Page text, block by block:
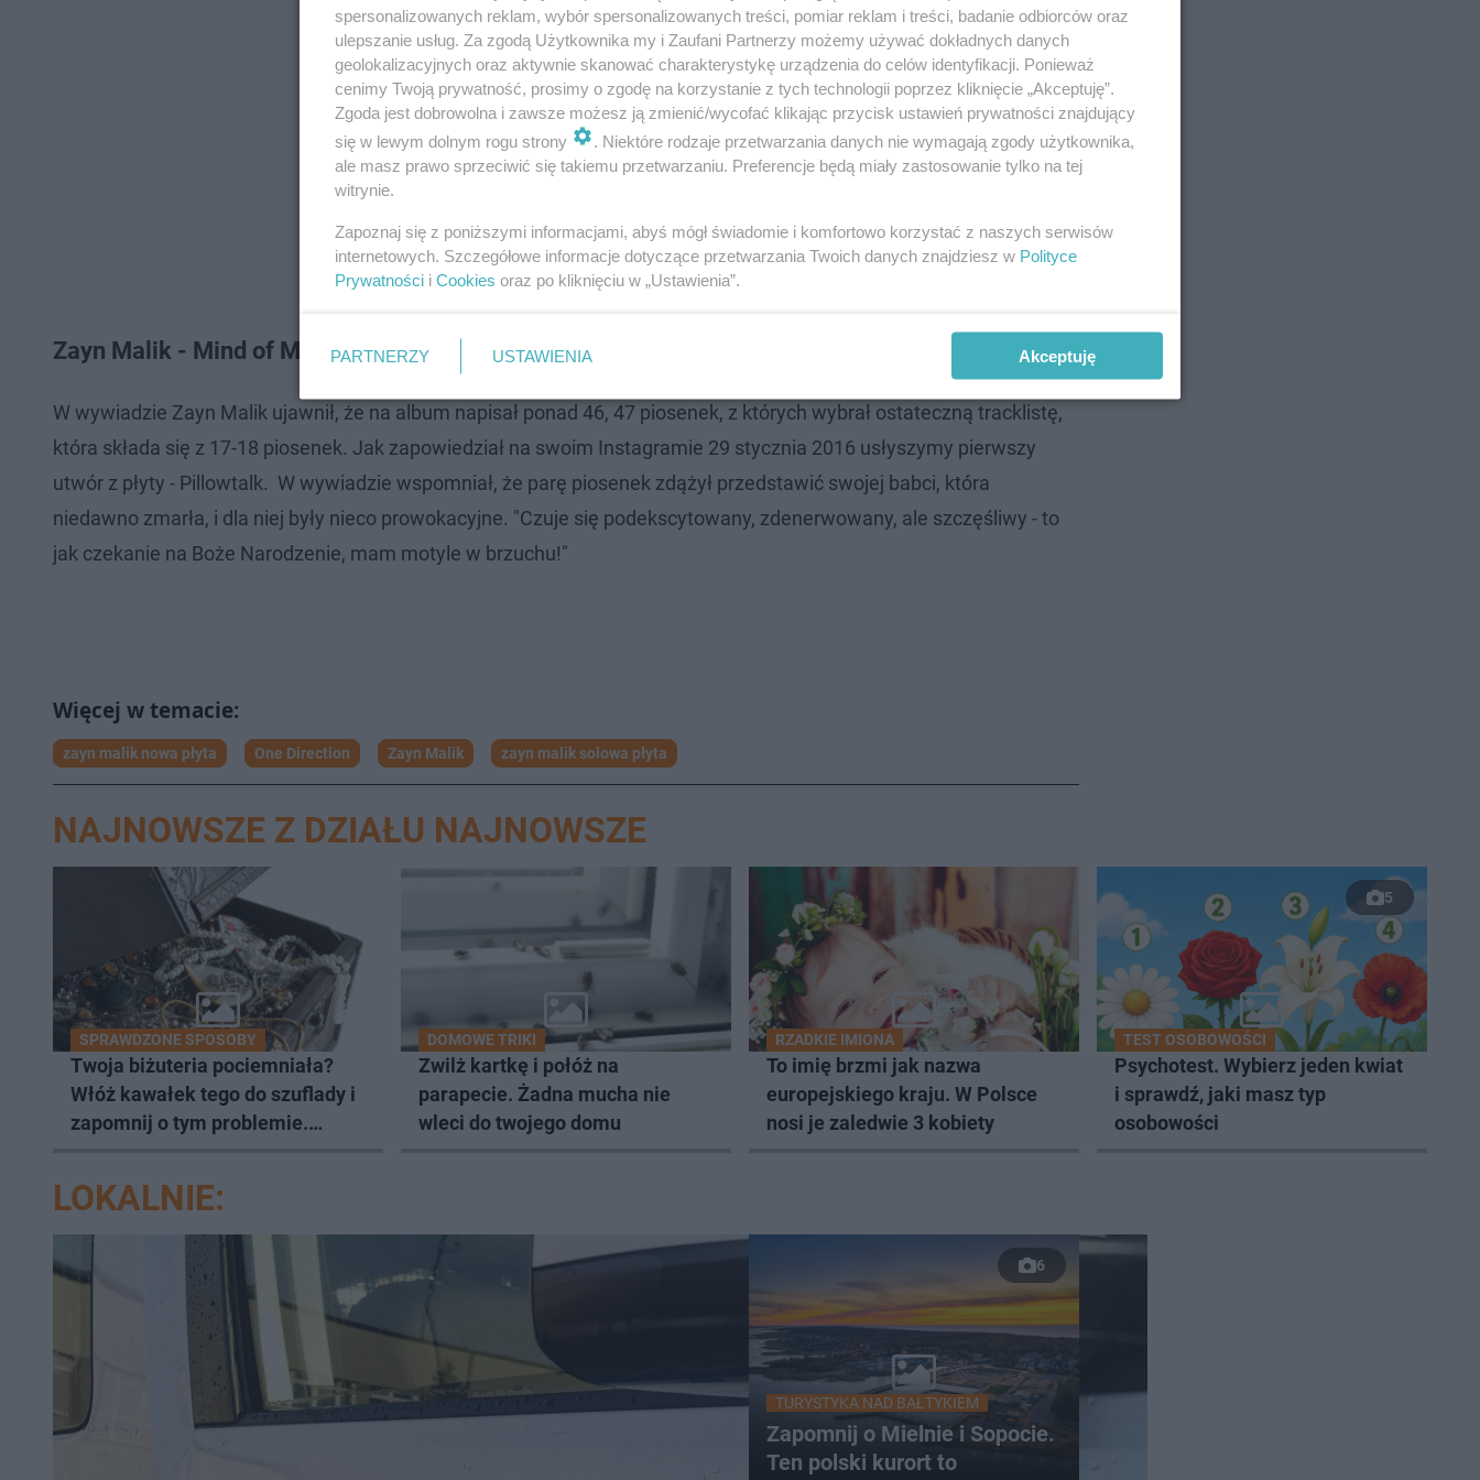
Zayn Malik - Mind of Mine
W wywiadzie Zayn Malik ujawnił, że na album napisał ponad 46, 47 piosenek, z których wybrał ostateczną tracklistę,
która składa się z 17-18 piosenek. Jak zapowiedział na swoim Instagramie 29 stycznia 2016 usłyszymy pierwszy
utwór z płyty - Pillowtalk. W wywiadzie wspomniał, że parę piosenek zdążył przedstawić swojej babci, która
niedawno zmarła, i dla niej były nieco prowokacyjne. "Czuje się podekscytowany, zdenerwowany, ale szczęśliwy - to
jak czekanie na Boże Narodzenie, mam motyle w brzuchu!"
zayn malik nowa płyta One Direction Zayn Malik zayn malik solowa płyta
NAJNOWSZE Z DZIAŁU NAJNOWSZE
SPRAWDZONE SPOSOBY
Twoja biżuteria pociemniała?
Włóż kawałek tego do szuflady i
zapomnij o tym problemie.
DOMOWE TRIKI
Zwilż kartkę i połóż na
parapecie. Żadna mucha nie
wleci do twojego domu
RZADKIE IMIONA
To imię brzmi jak nazwa
europejskiego kraju. W Polsce
nosi je zaledwie 3 kobiety
5
TEST OSOBOWOŚCI
Psychotest. Wybierz jeden kwiat
i sprawdź, jaki masz typ
osobowości
LOKALNIE:
6
TURYSTYKA NAD BAŁTYKIEM
Zapomnij o Mielnie i Sopocie.
Ten polski kurort to
spersonalizowanych reklam, wybór spersonalizowanych treści, pomiar reklam i treści, badanie odbiorców oraz
ulepszanie usług. Za zgodą Użytkownika my i Zaufani Partnerzy możemy używać dokładnych danych
geolokalizacyjnych oraz aktywnie skanować charakterystykę urządzenia do celów identyfikacji. Ponieważ
cenimy Twoją prywatność, prosimy o zgodę na korzystanie z tych technologii poprzez kliknięcie „Akceptuję”.
Zgoda jest dobrowolna i zawsze możesz ją zmienić/wycofać klikając przycisk ustawień prywatności znajdujący
się w lewym dolnym rogu strony
. Niektóre rodzaje przetwarzania danych nie wymagają zgody użytkownika,
ale masz prawo sprzeciwić się takiemu przetwarzaniu. Preferencje będą miały zastosowanie tylko na tej
witrynie.
Zapoznaj się z poniższymi informacjami, abyś mógł świadomie i komfortowo korzystać z naszych serwisów
internetowych. Szczegółowe informacje dotyczące przetwarzania Twoich danych znajdziesz w Polityce
Prywatności i Cookies oraz po kliknięciu w „Ustawienia”.
PARTNERZY USTAWIENIA Akceptuję